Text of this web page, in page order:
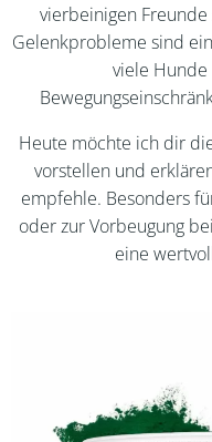
vierbeinigen
Gelenkprobleme sind
viele
Heute möchte ich dir
vorstellen und
empfehle. Besonders
oder zur Vorbeugung
eine